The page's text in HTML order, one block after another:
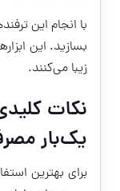
با انجام این
بسازید. این
زیبا می‌کنند.
نکات
یک‌بار
برای بهترین